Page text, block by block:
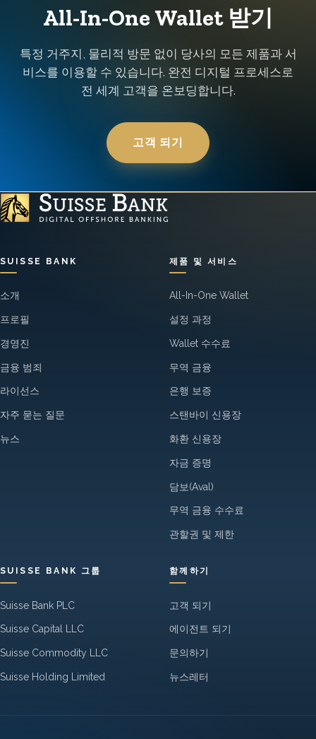
All-In-One Wallet 받기
특정 거주지, 물리적 방문 없이 당사의 모든 제품과 서
비스를 이용할 수 있습니다. 완전 디지털 프로세스로
전 세계 고객을 온보딩합니다.
고객 되기
SUISSE BANK
소개
프로필
경영진
금융 범죄
라이선스
자주 묻는 질문
뉴스
제품 및 서비스
All-In-One Wallet
설정 과정
Wallet 수수료
무역 금융
은행 보증
스탠바이 신용장
화환 신용장
자금 증명
담보(Aval)
무역 금융 수수료
관할권 및 제한
SUISSE BANK 그룹
Suisse Bank PLC
Suisse Capital LLC
Suisse Commodity LLC
Suisse Holding Limited
함께하기
고객 되기
에이전트 되기
문의하기
뉴스레터